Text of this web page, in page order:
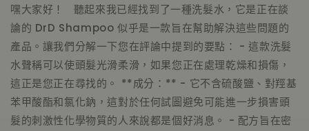
嘿大家好！ 聽起來我已經找到了一種洗髮水，它是正在談
論的 DrD Shampoo 似乎是一款旨在幫助解決這些問題的
產品。讓我們分解一下您在評論中提到的要點： - 這款洗髮
水聲稱可以使頭髮光滑柔滑，如果您正在處理乾燥和損傷，
這正是您正在尋找的。 **成分：** - 它不含硫酸鹽、對羥基
苯甲酸酯和氯化鈉，這對於任何試圖避免可能進一步損害頭
髮的刺激性化學物質的人來說都是個好消息。 - 配方旨在密